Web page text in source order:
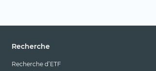
Recherche
Recherche d’ETF